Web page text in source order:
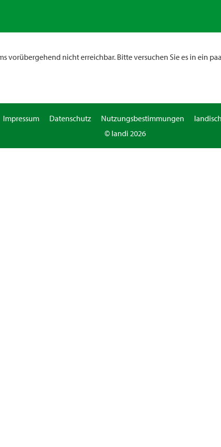
vorübergehend nicht erreichbar. Bitte versuchen Sie es in ein
Impressum Datenschutz Nutzungsbestimmungen
© landi 2026